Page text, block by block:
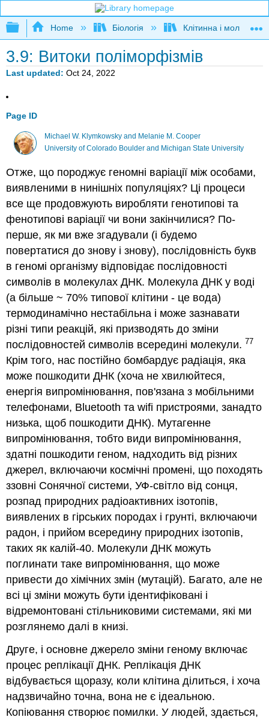
Expand/collapse global hierarchy
Home Біологія Клітинна і
3.9: Витоки поліморфізмів
Last updated Oct 24, 2022
Page ID
Michael W. Klymkowsky and Melanie M. Cooper
University of Colorado Boulder and Michigan State University
Отже, що породжує геномні варіації між особами,
виявленими в нинішніх популяціях? Ці процеси
все ще продовжують виробляти генотипові та
фенотипові варіації чи вони закінчилися? По-
перше, як ми вже згадували (і будемо
повертатися до знову і знову), послідовність букв
в геномі організму відповідає послідовності
символів в молекулах ДНК. Молекула ДНК у воді
(а більше ~ 70% типової клітини - це вода)
термодинамічно нестабільна і може зазнавати
різні типи реакцій, які призводять до зміни
послідовностей символів всередині молекули. 77
Крім того, нас постійно бомбардує радіація, яка
може пошкодити ДНК (хоча не хвилюйтеся,
енергія випромінювання, пов'язана з мобільними
телефонами, Bluetooth та wifi пристроями, занадто
низька, щоб пошкодити ДНК). Мутагенне
випромінювання, тобто види випромінювання,
здатні пошкодити геном, надходить від різних
джерел, включаючи космічні промені, що походять
ззовні Сонячної системи, УФ-світло від сонця,
розпад природних радіоактивних ізотопів,
виявлених в гірських породах і грунті, включаючи
радон, і прийом всередину природних ізотопів,
таких як калій-40. Молекули ДНК можуть
поглинати таке випромінювання, що може
привести до хімічних змін (мутацій). Багато, але не
всі ці зміни можуть бути ідентифіковані і
відремонтовані стільниковими системами, які ми
розглянемо далі в книзі.
Друге, і основне джерело зміни геному включає
процес реплікації ДНК. Реплікація ДНК
відбувається щоразу, коли клітина ділиться, і хоча
надзвичайно точна, вона не є ідеальною.
Копіювання створює помилки. У людей, здається,